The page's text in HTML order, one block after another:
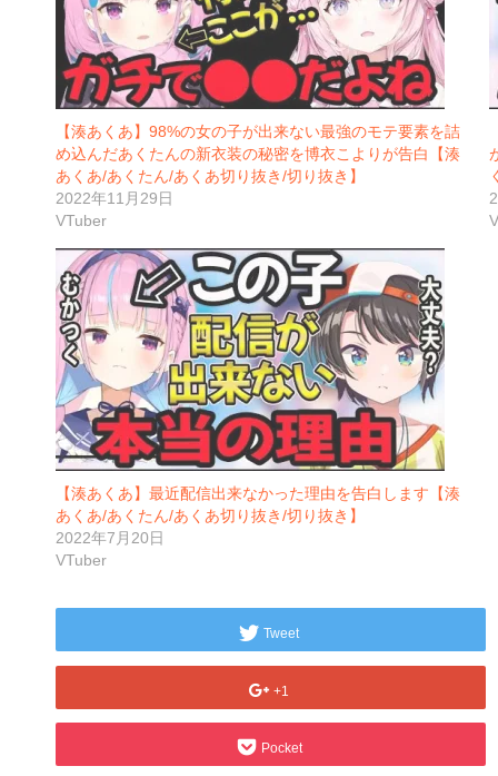
【湊あくあ】98%の女の子が出来ない最強のモテ要素を詰
め込んだあくたんの新衣装の秘密を博衣こよりが告白【湊
あくあ/あくたん/あくあ切り抜き/切り抜き】
2022年11月29日
VTuber
【湊あくあ】最近配信出来なかった理由を告白します【湊
あくあ/あくたん/あくあ切り抜き/切り抜き】
2022年7月20日
VTuber
Tweet
+1
Pocket